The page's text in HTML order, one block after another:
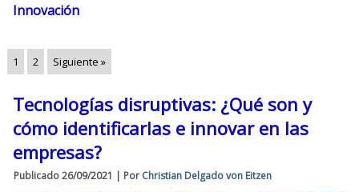
Innovación
1 2 Siguiente »
Tecnologías disruptivas: ¿Qué son y
cómo identificarlas e innovar en las
empresas?
Publicado 26/09/2021 | Por Christian Delgado von Eitzen